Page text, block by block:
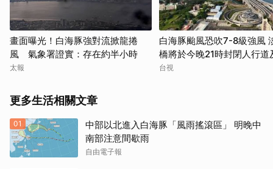
畫面曝光！白海豚強對流掀龍捲
風 氣象署證實：存在約半小時
太報
白海豚颱風恐吹7-8級強風
橋將於今晚21時封閉人行道
道
台視
更多生活相關文章
01
中部以北進入白海豚「風雨搖滾區」 明晚中
南部注意間歇雨
自由電子報